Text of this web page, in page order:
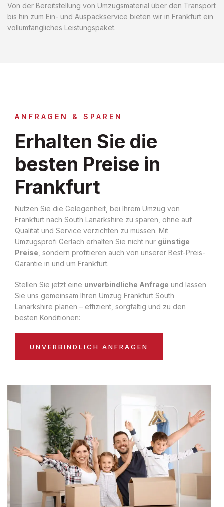
Von der Bereitstellung von Umzugsmaterial über den Transport
bis hin zum Ein- und Auspackservice bieten wir in Frankfurt ein
vollumfängliches Leistungspaket.
ANFRAGEN & SPAREN
Erhalten Sie die
besten Preise in
Frankfurt
Nutzen Sie die Gelegenheit, bei Ihrem Umzug von
Frankfurt nach South Lanarkshire zu sparen, ohne auf
Qualität und Service verzichten zu müssen. Mit
Umzugsprofi Gerlach erhalten Sie nicht nur günstige
Preise , sondern profitieren auch von unserer Best-Preis-
Garantie in und um Frankfurt.
Stellen Sie jetzt eine unverbindliche Anfrage und lassen
Sie uns gemeinsam Ihren Umzug Frankfurt South
Lanarkshire planen – effizient, sorgfältig und zu den
besten Konditionen:
UNVERBINDLICH ANFRAGEN